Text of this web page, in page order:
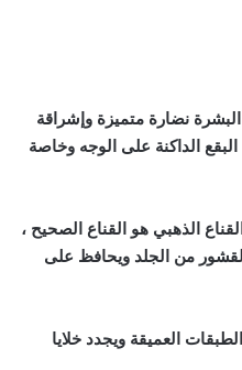
نضارة متميزة وإشراقة
الداكنة على الوجه وخاصة
الذهبي هو القناع الصحيح ،
من الجلد ويحافظ على
العميقة ويجدد خلايا